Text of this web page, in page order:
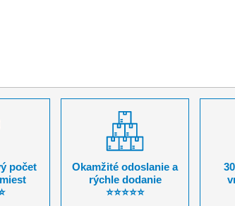
počet
Okamžité odoslanie a
rýchle dodanie
⭐⭐⭐⭐⭐